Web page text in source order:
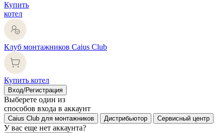
Купить
котел
Клуб монтажников Caius Club
Купить котел
Вход/Регистрация
Выберете один из
способов входа в аккаунт
Caius Club для монтажников Дистрибьютор Сервисный центр
У вас еще нет аккаунта?